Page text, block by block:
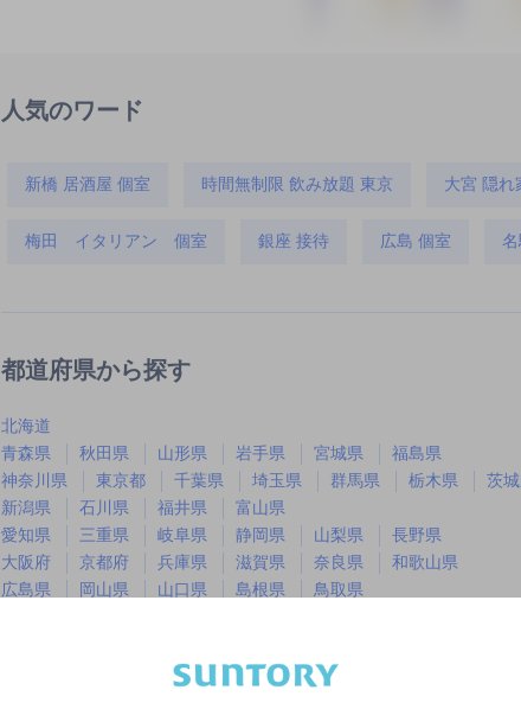
人気のワード
新橋 居酒屋 個室 時間無制限 飲み放題 東京 大宮 隠れ
梅田 イタリアン 個室 銀座 接待 広島 個室
都道府県から探す
北海道
青森県
秋田県 山形県 岩手県 宮城県
福島県
神奈川県
東京都 千葉県 埼玉県 群馬県 栃木県
茨
新潟県
石川県 福井県
富山県
愛知県
三重県 岐阜県 静岡県 山梨県
長野県
大阪府
京都府 兵庫県 滋賀県 奈良県
和歌山県
広島県
岡山県 山口県 島根県
鳥取県